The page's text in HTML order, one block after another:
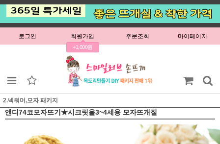
로그인 회원가입
+1,000원
주문조회 마이페이지
2.넥워머,모자 패키지
앤디74코모자뜨기★시크릿울3~4세용 모자뜨개질